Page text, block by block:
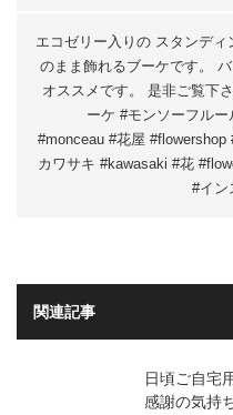
エコゼリー入りの スタンデ
のまま飾れるブーケです。
オススメです。 是非ご覧下
ーケ #モンソーフル
#monceau #花屋
カワサキ #kawasaki #花
#イン
関連記事
日頃ご自宅
感謝の気持